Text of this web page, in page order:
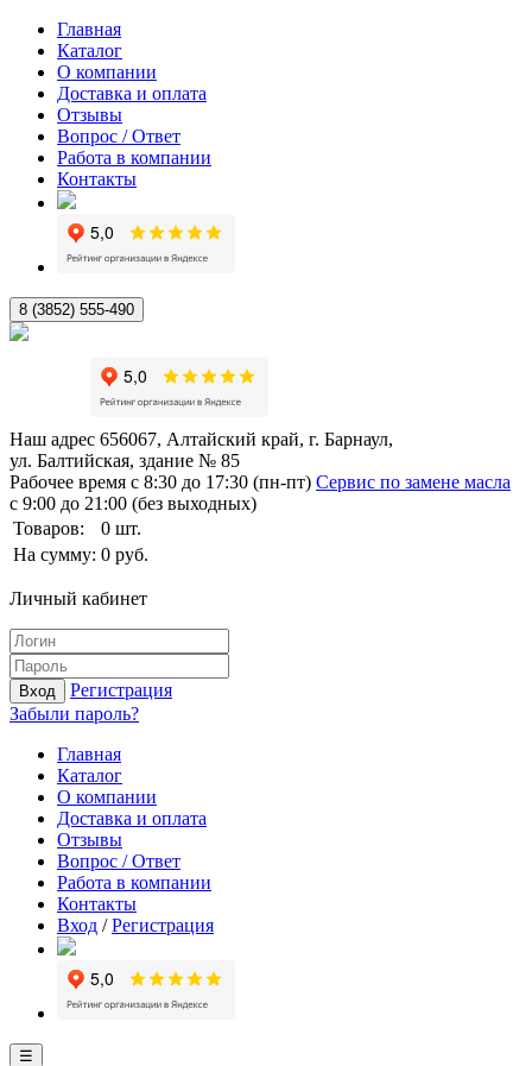
Главная
Каталог
О компании
Доставка и оплата
Отзывы
Вопрос / Ответ
Работа в компании
Контакты
8 (3852) 555-490
Наш адрес 656067, Алтайский край, г. Барнаул,
ул. Балтийская, здание № 85
Рабочее время с 8:30 до 17:30 (пн-пт) Сервис по замене масла
с 9:00 до 21:00 (без выходных)
Товаров:
0 шт.
На сумму: 0 руб.
Личный кабинет
Вход
Регистрация
Забыли пароль?
Главная
Каталог
О компании
Доставка и оплата
Отзывы
Вопрос / Ответ
Работа в компании
Контакты
Вход /Регистрация
☰